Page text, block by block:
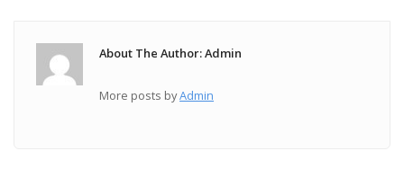
About The Author: Admin
More posts byAdmin